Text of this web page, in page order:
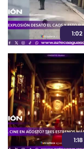
1:02
1:18